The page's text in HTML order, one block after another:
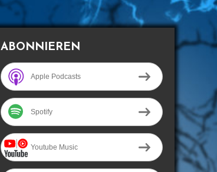
ABONNIEREN
Apple Podcasts
Spotify
Youtube Music